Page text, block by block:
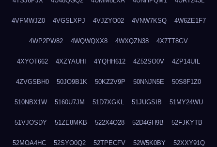
4VFMWJZ0 4VGSLXPJ 4VJZYO02 4VNW7KSQ 4W6ZE1F7
4WP2PW82 4WQWQXX8 4WXQZN38 4X7TT8GV
4XYOT662 4XZYAUHI 4YQHH612 4Z52SO0V 4ZP14UIL
4ZVGSBH0 50JO9B1K 50KZ2V9P 50NNJN5E 50S8F1Z0
510NBX1W 5160U7JM 51D7XGKL 51JUGSIB 51MY24WU
51VJOSDY 51ZE8MKB 522X4O28 52D4GH9B 52FJKYTB
52MOA4HC 52SYO0Q2 52TPECFV 52W5K0BY 52XXY91Q